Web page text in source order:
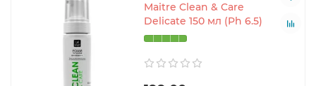
Maitre Clean & Care
Delicate 150 мл (Ph 6.5)